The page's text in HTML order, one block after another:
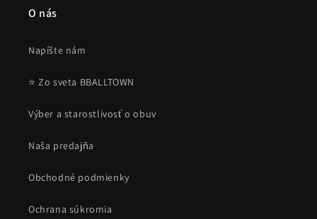
O nás
Napíšte nám
⭐ Zo sveta BBALLTOWN
Výber a starostlivosť o obuv
Naša predajňa
Obchodné podmienky
Ochrana súkromia